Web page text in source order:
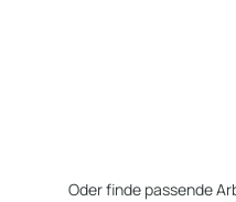
Oder finde passende